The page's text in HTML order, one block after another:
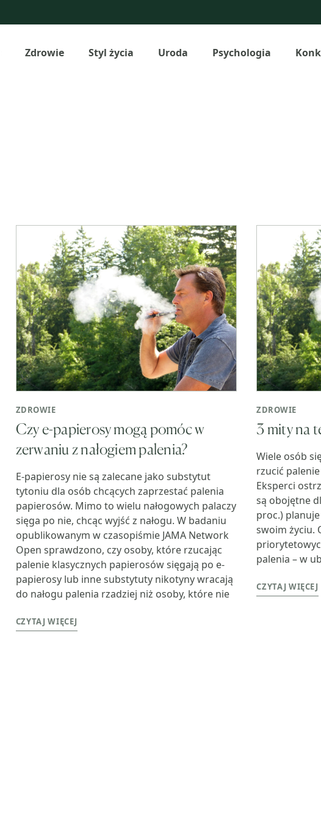
Zdrowie Styl życia Uroda Psychologia
ZDROWIE
Czy e-papierosy mogą pomóc w
zerwaniu z nałogiem palenia?
E-papierosy nie są zalecane jako substytut
tytoniu dla osób chcących zaprzestać palenia
papierosów. Mimo to wielu nałogowych palaczy
sięga po nie, chcąc wyjść z nałogu. W badaniu
opublikowanym w czasopiśmie JAMA Network
Open sprawdzono, czy osoby, które rzucając
palenie klasycznych papierosów sięgają po e-
papierosy lub inne substytuty nikotyny wracają
do nałogu palenia rzadziej niż osoby, które nie
CZYTAJ WIĘCEJ
ZDROWIE
3 mity na
Wiele osób
rzucić
Eksperci
są obojętne
proc.)
swoim życiu.
palenia – w
CZYTAJ WIĘCEJ